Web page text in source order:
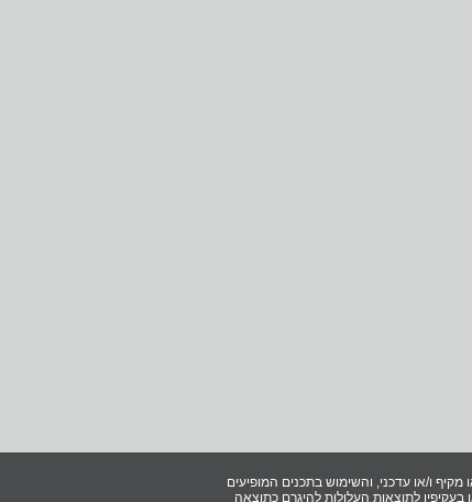
ו/או עדכני, והשימוש בתכנים המופיעים
לתוצאות העלולות להיגרם כתוצאה